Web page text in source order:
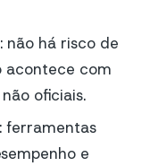
: não há risco de
acontece com
oficiais.
ferramentas
e